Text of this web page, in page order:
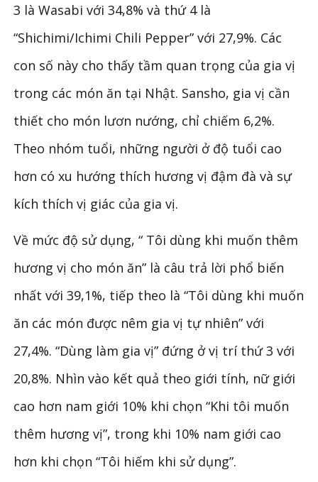
3 là Wasabi với 34,8% và thứ 4 là
“Shichimi/Ichimi Chili Pepper” với 27,9%. Các
con số này cho thấy tầm quan trọng của gia vị
trong các món ăn tại Nhật. Sansho, gia vị cần
thiết cho món lươn nướng, chỉ chiếm 6,2%.
Theo nhóm tuổi, những người ở độ tuổi cao
hơn có xu hướng thích hương vị đậm đà và sự
kích thích vị giác của gia vị.
Về mức độ sử dụng, “ Tôi dùng khi muốn thêm
hương vị cho món ăn” là câu trả lời phổ biến
nhất với 39,1%, tiếp theo là “Tôi dùng khi muốn
ăn các món được nêm gia vị tự nhiên” với
27,4%. “Dùng làm gia vị” đứng ở vị trí thứ 3 với
20,8%. Nhìn vào kết quả theo giới tính, nữ giới
cao hơn nam giới 10% khi chọn “Khi tôi muốn
thêm hương vị”, trong khi 10% nam giới cao
hơn khi chọn “Tôi hiếm khi sử dụng”.